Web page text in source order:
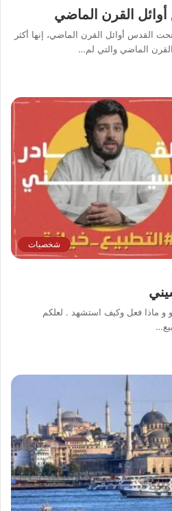
القرن الماضي
القدس أوائل القرن الماضي، إنها أكثر
الماضي والتي لم…
شخصيات
و ماذا فعل وكيف استشهد . لعلكم